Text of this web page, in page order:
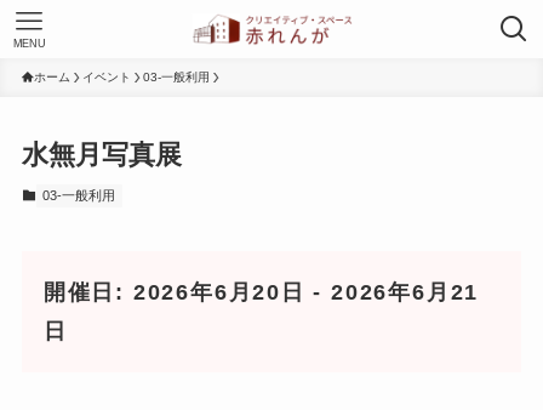
MENU
ホーム イベント 03-一般利用
水無月写真展
03-一般利用
開催日: 2026年6月20日 - 2026年6月21
日